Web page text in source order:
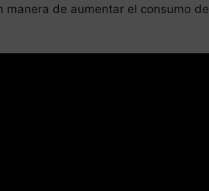
de aumentar el consumo de